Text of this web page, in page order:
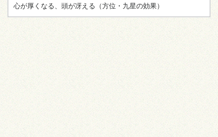
心が厚くなる、頭が冴える （方位・九星の効果）